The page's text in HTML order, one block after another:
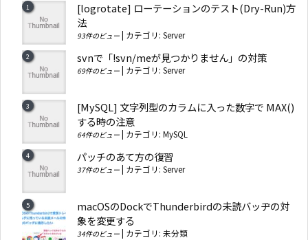
[logrotate] ローテーションのテスト(Dry-Run)方
法
93件のビュー カテゴリ: Server
svnで「!svn/meが見つかりません」の対策
69件のビュー カテゴリ: Server
[MySQL] 文字列型のカラムに入った数字で MAX()
する時の注意
64件のビュー カテゴリ: MySQL
パッチのあて方の復習
37件のビュー カテゴリ: Server
macOSのDockでThunderbirdの未読バッヂの対
象を変更する
34件のビュー カテゴリ: 未分類